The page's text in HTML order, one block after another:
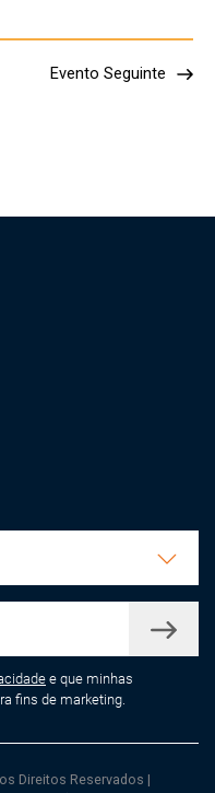
Evento Seguinte
e que minhas
fins de marketing.
Direitos Reservados |